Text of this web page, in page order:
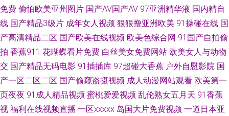
91香蕉嫩草 aaa青青草网 男同GAY内射 欧美另类aa 久久国产传媒精品 超碰
77 午夜男人av影院 久草视频资源站 超碰人人摸干 国产精品夜夜 人人超碰人
人操 亚洲卡一 午夜福利丝袜人妻 51欧美色图 影音先锋丝袜丝足 日韩AV一区
韩日AV看看啊3 丰满少妇AV 天天日天天干aⅤ 午夜色色影院欧美 91成人在线
视频 第一福利導航AV 国产久草要 九一在線觀看 另类婷婷 深夜艹艹 香蕉视
免费 偷怕欧美亚州图片 国产AV国产AV 97亚洲精华液 国内精自
线 国产精品3级片 成年女人视频 狠狠撸亚洲欧美 91操碰在线 国
产高清精品二区 国产欧美在线视频 欧美色综合网 91国产自拍偷
拍 香蕉911 花蝴蝶看片免费 白丝美女免费网站 欧美女人与动物
交 国产精品无码电影 91插插库 97超碰大香蕉 户外自慰影院 国
产一区二区二区 国产偷窥盗摄视频 成人动漫网站观看 欧美第一
页夜夜 91成人精品视频 蜜桃爱爱视频 乱伦熟女五月天 91香蕉
视 福利在线视频直播 一区xxxxx 岛国大片免费视频 一道日本亚